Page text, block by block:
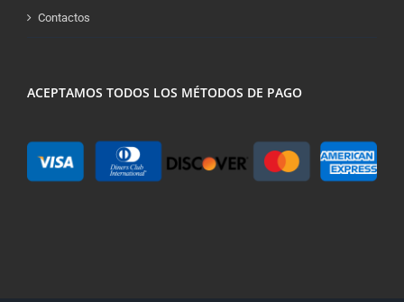
Contactos
ACEPTAMOS TODOS LOS MÉTODOS DE PAGO